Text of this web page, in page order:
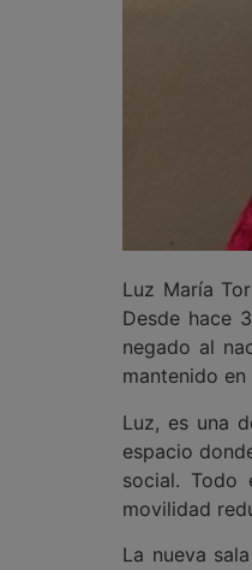
Luz María
Desde hace
negado al
mantenido
Luz, es una
espacio
social. Todo
movilidad
La nueva